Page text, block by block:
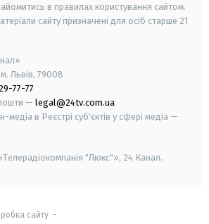
в правилах користування сайтом.
сайту призначені для осіб старше 21
Львів, 79008
77-77
— legal@24tv.com.ua
медіа в Реєстрі суб'єктів у сфері медіа —
"Люкс"», 24 Канал.
сайту-